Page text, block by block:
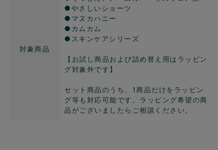
対象商品
●やさしいショーツ
●マヌカハニー
●カムカム
●スキンケアシリーズ
【お試し商品および詰め替え用はラッピン
グ対象外です】
セット商品のうち、1商品だけをラッピン
グ等も対応可能です。ラッピング希望の商
品がございましたらご相談ください。